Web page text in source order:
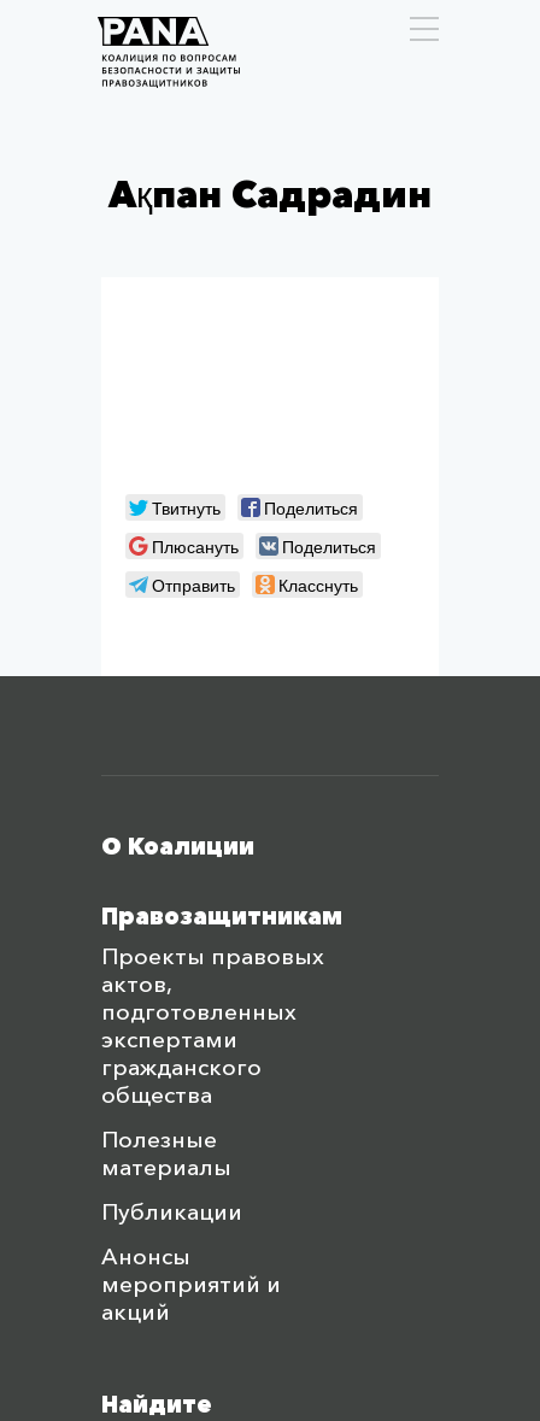
Ақпан Садрадин
Твитнуть
Поделиться
Плюсануть
Поделиться
Отправить
Класснуть
О Коалиции
Правозащитникам
Проекты правовых
актов,
подготовленных
экспертами
гражданского
общества
Полезные
материалы
Публикации
Анонсы
мероприятий и
акций
Найдите